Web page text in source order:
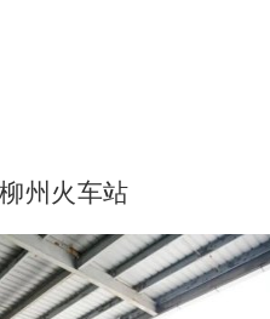
州火车站